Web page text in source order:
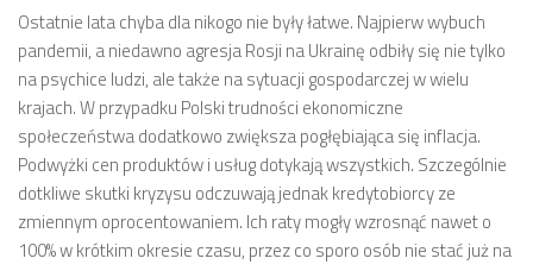
Ostatnie lata chyba dla nikogo nie były łatwe. Najpierw wybuch
pandemii, a niedawno agresja Rosji na Ukrainę odbiły się nie tylko
na psychice ludzi, ale także na sytuacji gospodarczej w wielu
krajach. W przypadku Polski trudności ekonomiczne
społeczeństwa dodatkowo zwiększa pogłębiająca się inflacja.
Podwyżki cen produktów i usług dotykają wszystkich. Szczególnie
dotkliwe skutki kryzysu odczuwają jednak kredytobiorcy ze
zmiennym oprocentowaniem. Ich raty mogły wzrosnąć nawet o
100% w krótkim okresie czasu, przez co sporo osób nie stać już na